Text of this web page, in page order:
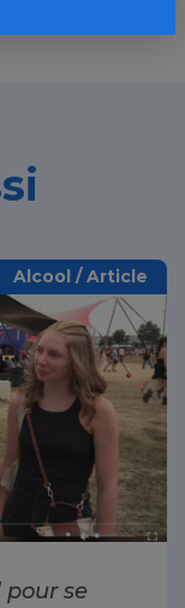
Alcool / Article
pour se